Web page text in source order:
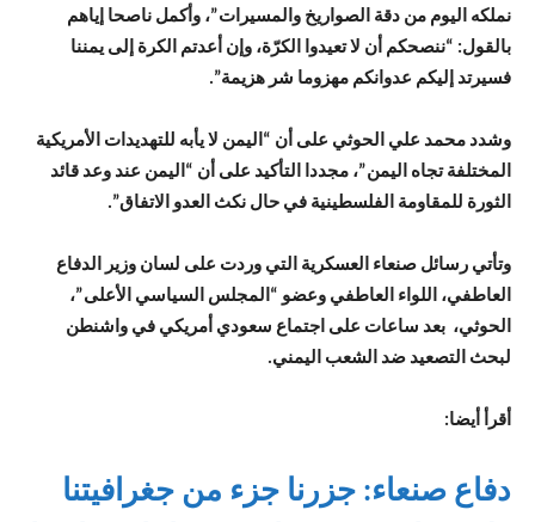
نملكه اليوم من دقة الصواريخ والمسيرات”، وأكمل ناصحا إياهم
بالقول: “ننصحكم أن لا تعيدوا الكرّة، وإن أعدتم الكرة إلى يمننا
فسيرتد إليكم عدوانكم مهزوما شر هزيمة”.
وشدد محمد علي الحوثي على أن “اليمن لا يأبه للتهديدات الأمريكية
المختلفة تجاه اليمن”، مجددا التأكيد على أن “اليمن عند وعد قائد
الثورة للمقاومة الفلسطينية في حال نكث العدو الاتفاق”.
وتأتي رسائل صنعاء العسكرية التي وردت على لسان وزير الدفاع
العاطفي، اللواء العاطفي وعضو “المجلس السياسي الأعلى”،
الحوثي، بعد ساعات على اجتماع سعودي أمريكي في واشنطن
لبحث التصعيد ضد الشعب اليمني.
أقرأ أيضا:
دفاع صنعاء: جزرنا جزء من جغرافيتنا